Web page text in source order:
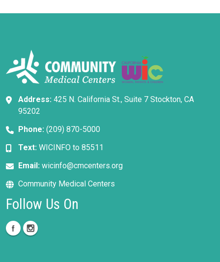
Address: 425 N. California St., Suite 7 Stockton, CA
95202
Phone: (209) 870-5000
Text: WICINFO to 85511
Email: wicinfo@cmcenters.org
Community Medical Centers
Follow Us On